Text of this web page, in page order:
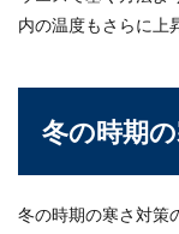
内の温度もさらに上
冬の時期
冬の時期の寒さ対策